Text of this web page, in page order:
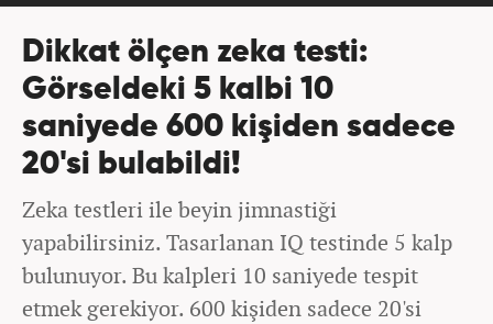
Dikkat ölçen zeka testi:
Görseldeki 5 kalbi 10
saniyede 600 kişiden sadece
20'si bulabildi!
Zeka testleri ile beyin jimnastiği
yapabilirsiniz. Tasarlanan IQ testinde 5 kalp
bulunuyor. Bu kalpleri 10 saniyede tespit
etmek gerekiyor. 600 kişiden sadece 20'si